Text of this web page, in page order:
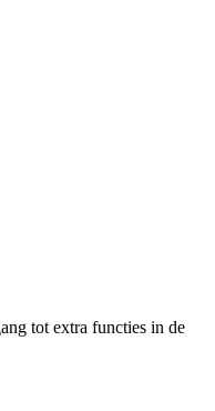
tot extra functies in de